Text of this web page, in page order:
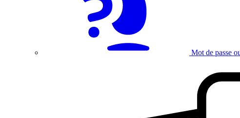
Mot de passe